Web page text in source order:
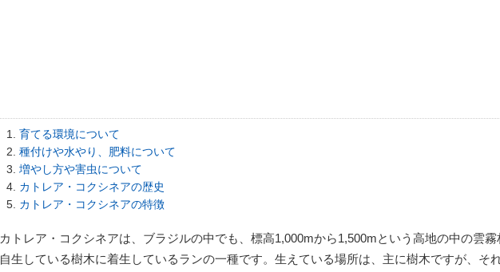
育てる環境について
種付けや水やり、肥料について
増やし方や害虫について
カトレア・コクシネアの歴史
カトレア・コクシネアの特徴
カトレア・コクシネアは、ブラジルの中でも、標高1,000mから1,500mという高地の中の雲霧
自生している樹木に着生しているランの一種です。生えている場所は、主に樹木ですが、そ